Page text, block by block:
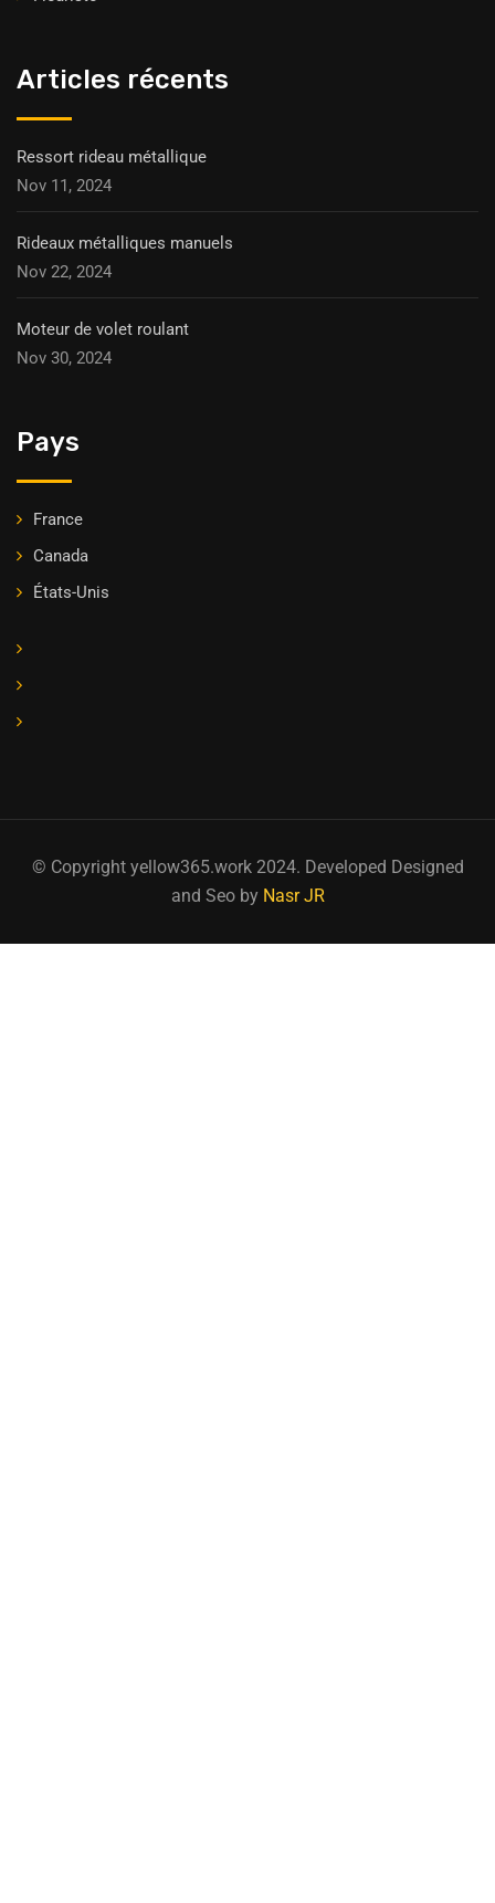
Articles récents
Ressort rideau métallique
Nov 11, 2024
Rideaux métalliques manuels
Nov 22, 2024
Moteur de volet roulant
Nov 30, 2024
Pays
France
Canada
États-Unis
© Copyright yellow365.work 2024. Developed Designed
and Seo by Nasr JR